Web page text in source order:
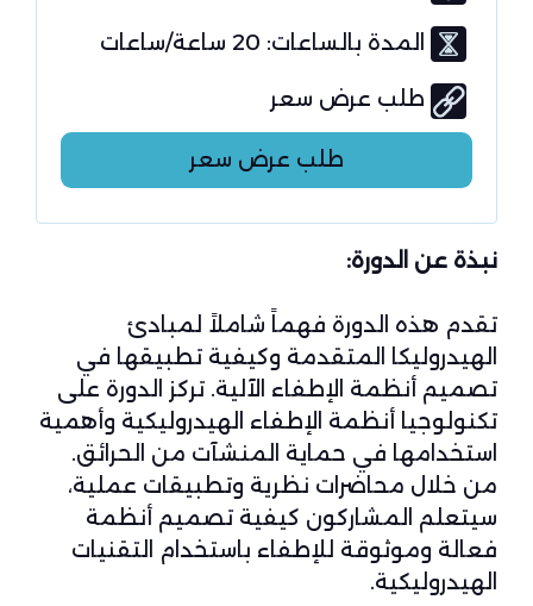
المدة بالساعات: 20 ساعة/ساعات
طلب عرض سعر
طلب عرض سعر
نبذة عن الدورة:
تقدم هذه الدورة فهماً شاملاً لمبادئ
الهيدروليكا المتقدمة وكيفية تطبيقها في
تصميم أنظمة الإطفاء الآلية. تركز الدورة على
تكنولوجيا أنظمة الإطفاء الهيدروليكية وأهمية
استخدامها في حماية المنشآت من الحرائق.
من خلال محاضرات نظرية وتطبيقات عملية،
سيتعلم المشاركون كيفية تصميم أنظمة
فعالة وموثوقة للإطفاء باستخدام التقنيات
الهيدروليكية.